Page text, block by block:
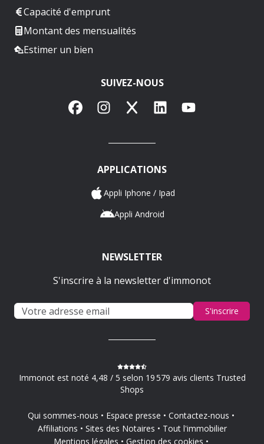
Capacité d'emprunt
Montant des mensualités
Estimer un bien
SUIVEZ-NOUS
FacebookInstagram
X LinkedInYouTube
APPLICATIONS
Appli Iphone / Ipad
Appli Android
NEWSLETTER
S'inscrire à la newsletter d'immonot
S'inscrire
Immonot est noté 4,48 / 5 selon 19 579 avis clients Trusted
Shops
Qui sommes-nous Espace presse
Contactez-nous
Affiliations
Sites des Notaires
Tout l'immobilier
Mentions légales
Gestion des cookies